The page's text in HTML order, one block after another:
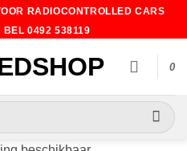
RADIOCONTROLLED CARS
BEL 0492 538119
0